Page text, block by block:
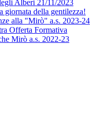
Alberi 21/11/2023
giornata della gentilezza!
alla "Mirò" a.s. 2023-24
Offerta Formativa
Mirò a.s. 2022-23